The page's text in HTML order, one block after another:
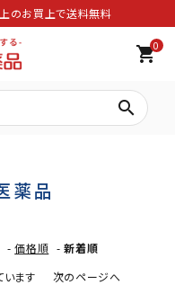
のお買上で送料無料
0
shopping_cart
search
薬品
-価格順 -新着順
ます
次のページへ